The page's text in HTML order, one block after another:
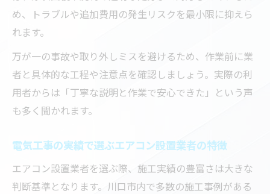
め、トラブルや追加費用の発生リスクを最小限に抑えら
れます。
万が一の事故や取り外しミスを避けるため、作業前に業
者と具体的な工程や注意点を確認しましょう。実際の利
用者からは「丁寧な説明と作業で安心できた」という声
も多く聞かれます。
電気工事の実績で選ぶエアコン設置業者の特徴
エアコン設置業者を選ぶ際、施工実績の豊富さは大きな
判断基準となります。川口市内で多数の施工事例がある